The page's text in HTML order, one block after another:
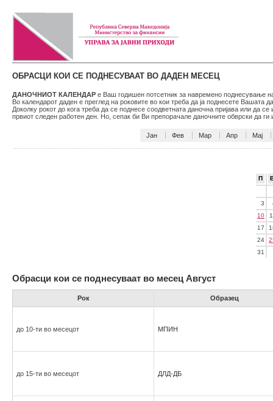
ОБРАСЦИ КОИ СЕ ПОДНЕСУВААТ ВО ДАДЕН МЕСЕЦ
ДАНОЧНИОТ КАЛЕНДАР е Ваш годишен потсетник за навремено поднесување
Во календарот даден е преглед на роковите во кои треба да ја поднесете
Доколку рокот до кога треба да се поднесе соодветната даночна пријава или да
првиот следен работен ден. Но, сепак би Ви препорачале даночните обврски да
Јан Фев Мар Апр Мај
П
3
10
17
24
31
Обрасци кои се поднесуваат во месец Август
Рок Образец
до 10-ти во месецот МПИН
до 15-ти во месецот ДЛД-ДБ